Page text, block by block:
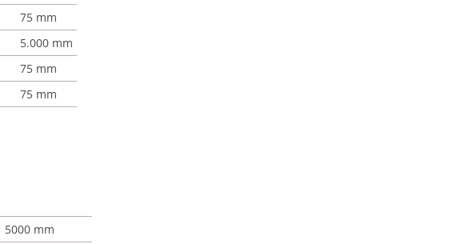
75 mm
5.000 mm
75 mm
75 mm
5000 mm